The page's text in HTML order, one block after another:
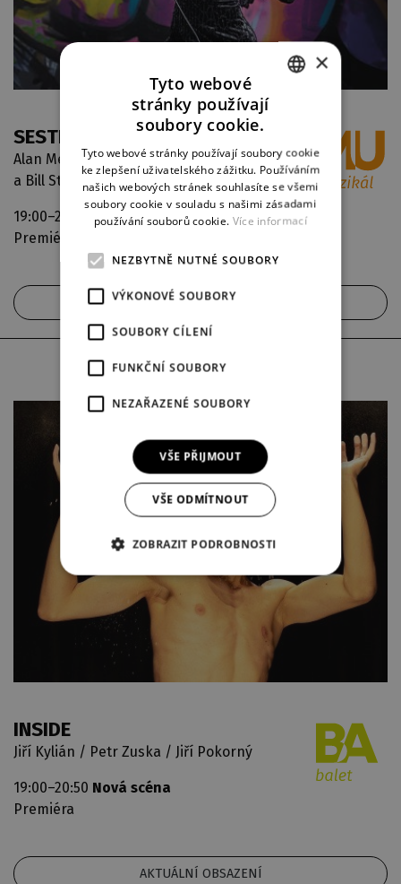
SESTRA V AKCI
Alan Menken / Glenn Slater / Cheri
a Bill Steinkellner
19:00–22:00
Nová scéna
Premiéra, vyprodáno
AKTUÁLNÍ OBSAZENÍ
9. 5.
sobota
INSIDE
Jiří Kylián / Petr Zuska / Jiří Pokorný
19:00–20:50 Nová scéna
Premiéra
AKTUÁLNÍ OBSAZENÍ
GERMAN
×
Tyto webové
stránky používají
soubory cookie.
Tyto webové stránky používají soubory cookie
ke zlepšení uživatelského zážitku. Používáním
našich webových stránek souhlasíte se všemi
soubory cookie v souladu s našimi zásadami
používání souborů cookie. Více informací
NEZBYTNĚ NUTNÉ SOUBORY
VÝKONOVÉ SOUBORY
SOUBORY CÍLENÍ
FUNKČNÍ SOUBORY
NEZAŘAZENÉ SOUBORY
VŠE PŘIJMOUT
VŠE ODMÍTNOUT
ZOBRAZIT PODROBNOSTI